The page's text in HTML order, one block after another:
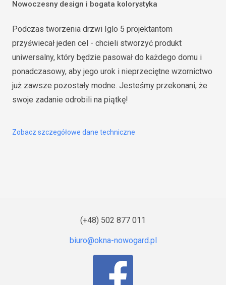
Nowoczesny design i bogata kolorystyka
Podczas tworzenia drzwi Iglo 5 projektantom
przyświecał jeden cel - chcieli stworzyć produkt
uniwersalny, który będzie pasował do każdego domu i
ponadczasowy, aby jego urok i nieprzeciętne wzornictwo
już zawsze pozostały modne. Jesteśmy przekonani, że
swoje zadanie odrobili na piątkę!
Zobacz szczegółowe dane techniczne
(+48) 502 877 011